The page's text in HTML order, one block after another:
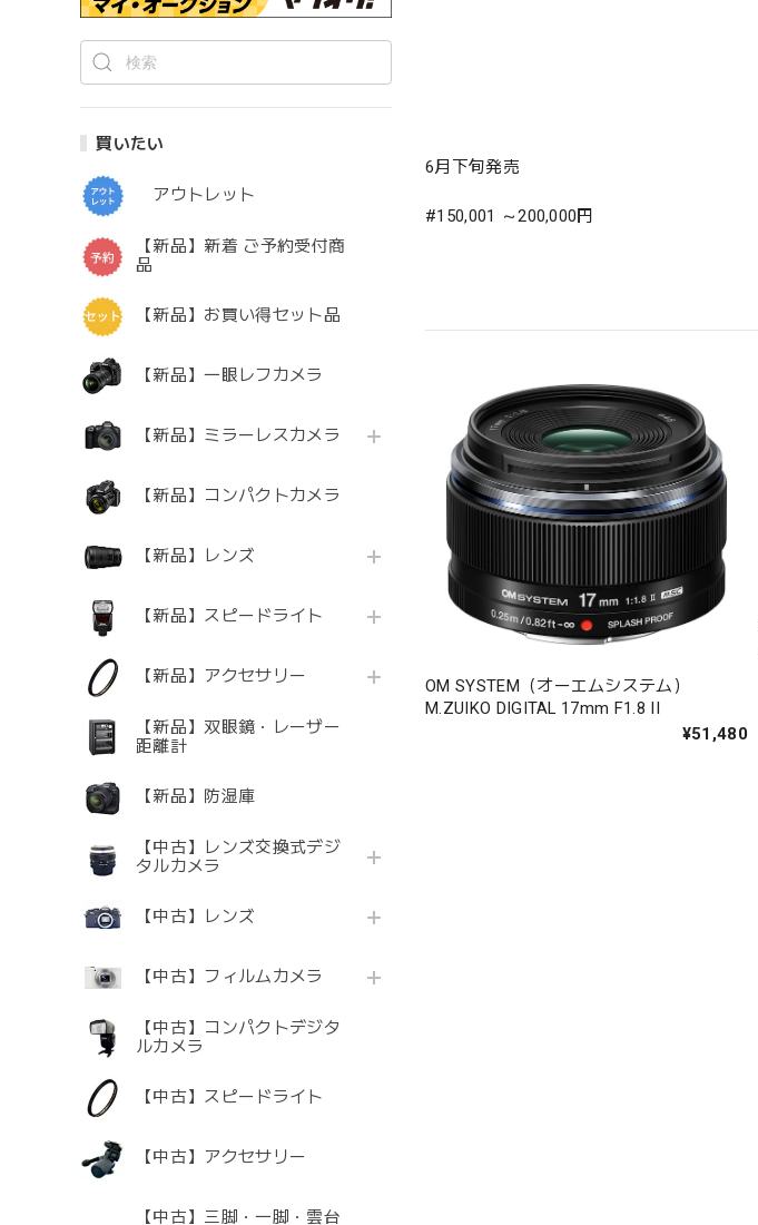
買いたい
アウトレット
【新品】新着 ご予約受付商
品
【新品】お買い得セット品
【新品】一眼レフカメラ
【新品】ミラーレスカメラ
【新品】コンパクトカメラ
【新品】レンズ
【新品】スピードライト
【新品】アクセサリー
【新品】双眼鏡・レーザー
距離計
【新品】防湿庫
【中古】レンズ交換式デジ
タルカメラ
【中古】レンズ
【中古】フィルムカメラ
【中古】コンパクトデジタ
ルカメラ
【中古】スピードライト
【中古】アクセサリー
【中古】三脚・一脚・雲台
6月下旬発売
#150,001 ～200,000円
OM SYSTEM（オーエムシステム）
M.ZUIKO DIGITAL 17mm F1.8 II
¥51,480